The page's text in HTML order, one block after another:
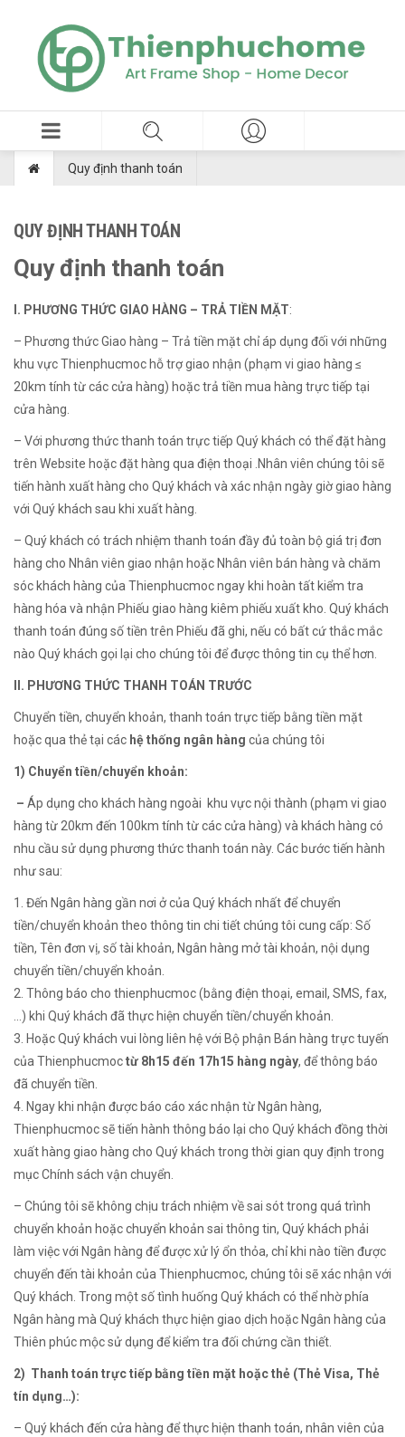
Quy định thanh toán
QUY ĐỊNH THANH TOÁN
Quy định thanh toán
I. PHƯƠNG THỨC GIAO HÀNG – TRẢ TIỀN MẶT:
– Phương thức Giao hàng – Trả tiền mặt chỉ áp dụng đối với những
khu vực Thienphucmoc hỗ trợ giao nhận (phạm vi giao hàng ≤
20km tính từ các cửa hàng) hoặc trả tiền mua hàng trực tiếp tại
cửa hàng.
– Với phương thức thanh toán trực tiếp Quý khách có thể đặt hàng
trên Website hoặc đặt hàng qua điện thoại .Nhân viên chúng tôi sẽ
tiến hành xuất hàng cho Quý khách và xác nhận ngày giờ giao hàng
với Quý khách sau khi xuất hàng.
– Quý khách có trách nhiệm thanh toán đầy đủ toàn bộ giá trị đơn
hàng cho Nhân viên giao nhận hoặc Nhân viên bán hàng và chăm
sóc khách hàng của Thienphucmoc ngay khi hoàn tất kiểm tra
hàng hóa và nhận Phiếu giao hàng kiêm phiếu xuất kho. Quý khách
thanh toán đúng số tiền trên Phiếu đã ghi, nếu có bất cứ thắc mắc
nào Quý khách gọi lại cho chúng tôi để được thông tin cụ thể hơn.
II. PHƯƠNG THỨC THANH TOÁN TRƯỚC
Chuyển tiền, chuyển khoản, thanh toán trực tiếp bằng tiền mặt
hoặc qua thẻ tại các hệ thống ngân hàng của chúng tôi
1) Chuyển tiền/chuyển khoản:
– Áp dụng cho khách hàng ngoài khu vực nội thành (phạm vi giao
hàng từ 20km đến 100km tính từ các cửa hàng) và khách hàng có
nhu cầu sử dụng phương thức thanh toán này. Các bước tiến hành
như sau:
1. Đến Ngân hàng gần nơi ở của Quý khách nhất để chuyển
tiền/chuyển khoản theo thông tin chi tiết chúng tôi cung cấp: Số
tiền, Tên đơn vị, số tài khoản, Ngân hàng mở tài khoản, nội dụng
chuyển tiền/chuyển khoản.
2. Thông báo cho thienphucmoc (bằng điện thoại, email, SMS, fax,
…) khi Quý khách đã thực hiện chuyển tiền/chuyển khoản.
3. Hoặc Quý khách vui lòng liên hệ với Bộ phận Bán hàng trực tuyến
của Thienphucmoctừ 8h15 đến 17h15 hàng ngày, để thông báo
đã chuyển tiền.
4. Ngay khi nhận được báo cáo xác nhận từ Ngân hàng,
Thienphucmoc sẽ tiến hành thông báo lại cho Quý khách đồng thời
xuất hàng giao hàng cho Quý khách trong thời gian quy định trong
mục Chính sách vận chuyển.
– Chúng tôi sẽ không chịu trách nhiệm về sai sót trong quá trình
chuyển khoản hoặc chuyển khoản sai thông tin, Quý khách phải
làm việc với Ngân hàng để được xử lý ổn thỏa, chỉ khi nào tiền được
chuyển đến tài khoản của Thienphucmoc, chúng tôi sẽ xác nhận với
Quý khách. Trong một số tình huống Quý khách có thể nhờ phía
Ngân hàng mà Quý khách thực hiện giao dịch hoặc Ngân hàng của
Thiên phúc mộc sử dụng để kiểm tra đối chứng cần thiết.
2) Thanh toán trực tiếp bằng tiền mặt hoặc thẻ (Thẻ Visa, Thẻ
tín dụng…):
– Quý khách đến cửa hàng để thực hiện thanh toán, nhân viên của